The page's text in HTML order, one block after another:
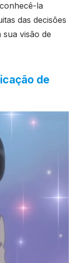
la
das decisões
sua visão de
de